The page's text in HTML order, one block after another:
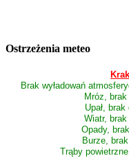
Ostrzeżenia meteo
Brak wyładowań
Mróz,
Upał,
Wiatr,
Opady,
Burze,
Trąby